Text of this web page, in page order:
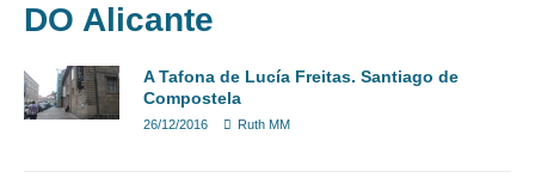
DO Alicante
A Tafona de Lucía Freitas. Santiago de
Compostela
26/12/2016 Ruth MM